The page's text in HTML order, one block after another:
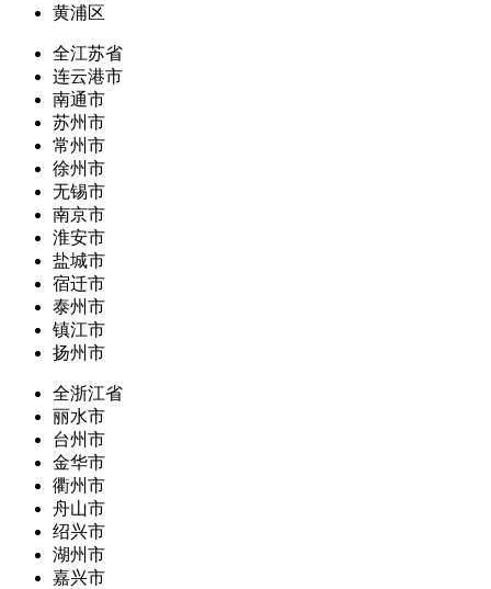
黄浦区
全江苏省
连云港市
南通市
苏州市
常州市
徐州市
无锡市
南京市
淮安市
盐城市
宿迁市
泰州市
镇江市
扬州市
全浙江省
丽水市
台州市
金华市
衢州市
舟山市
绍兴市
湖州市
嘉兴市